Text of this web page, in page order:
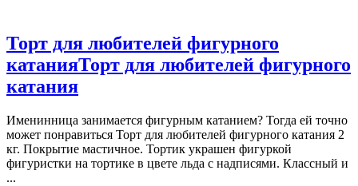
Торт для любителей фигурного
катанияТорт для любителей фигурного
катания
Именинница занимается фигурным катанием? Тогда ей точно
может понравиться Торт для любителей фигурного катания 2
кг. Покрытие мастичное. Тортик украшен фигуркой
фигуристки на тортике в цвете льда с надписями. Классный и
...